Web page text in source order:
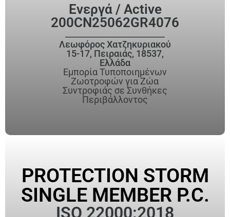
Ενεργά / Active
200CN25062GR4076
Λεωφόρος Χατζηκυριακού
15-17, Πειραιάς, 18537,
Ελλάδα
Εμπορία Τυποποιημένων
Ζωοτροφών για Ζώα
Συντροφιάς σε Συνθήκες
Περιβάλλοντος
PROTECTION STORM
SINGLE MEMBER P.C.
ISO 22000:2018